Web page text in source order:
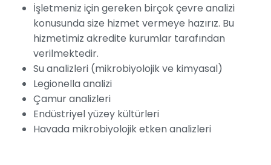
İşletmeniz için gereken birçok çevre analizi
konusunda size hizmet vermeye hazırız. Bu
hizmetimiz akredite kurumlar tarafından
verilmektedir.
Su analizleri (mikrobiyolojik ve kimyasal)
Legionella analizi
Çamur analizleri
Endüstriyel yüzey kültürleri
Havada mikrobiyolojik etken analizleri